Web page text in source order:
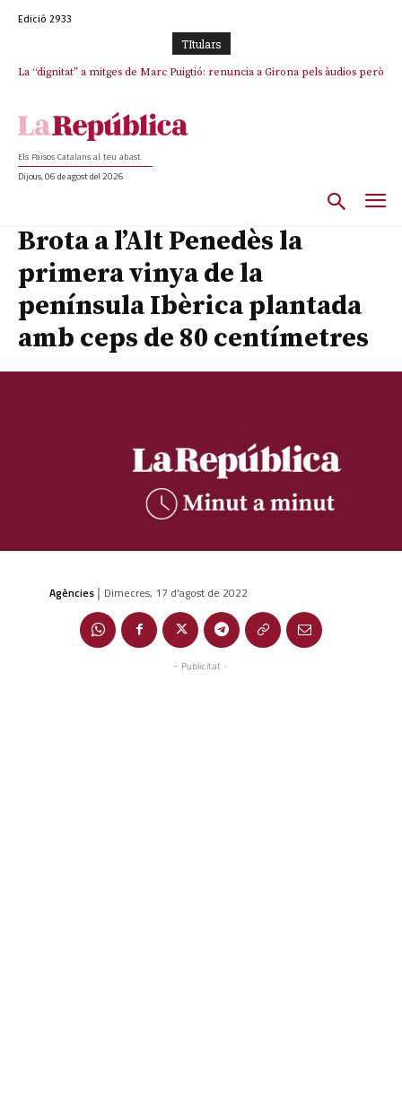
Edició 2933
TItulars
La “dignitat” a mitges de Marc Puigtió: renuncia a Girona pels àudios però
Els Països Catalans al teu abast
Dijous, 06 de agost del 2026
Brota a l’Alt Penedès la
primera vinya de la
península Ibèrica plantada
amb ceps de 80 centímetres
Agències | Dimecres, 17 d'agost de 2022
- Publicitat -